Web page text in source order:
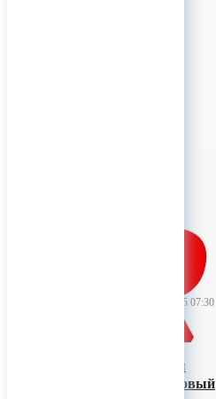
12 февраля 2025 07:30
миниимплантаты
КОНМЕТ (титановый